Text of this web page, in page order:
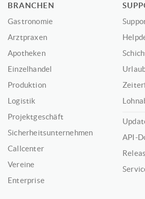
BRANCHEN
Gastronomie
Arztpraxen
Apotheken
Einzelhandel
Produktion
Logistik
Projektgeschäft
Sicherheitsunternehmen
Callcenter
Vereine
Enterprise
API-